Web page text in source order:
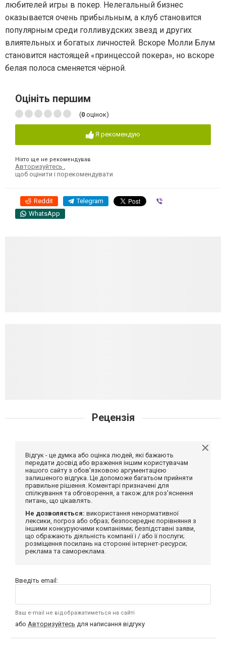
любителей игры в покер. Нелегальный бизнес
оказывается очень прибыльным, а клуб становится
популярным среди голливудских звезд и других
влиятельных и богатых личностей. Вскоре Молли Блум
становится настоящей «принцессой покера», но вскоре
белая полоса сменяется чёрной.
Оцініть першим
(0 оцінок)
Я рекомендую
Ніхто ще не рекомендував
Авторизуйтесь
щоб оцінити і порекомендувати
Reddit Telegram
WhatsApp
Рецензія
Відгук - це думка або оцінка людей, які бажають
передати досвід або враження іншим користувачам
нашого сайту з обов'язковою аргументацією
залишеного відгука. Це допоможе багатьом прийняти
правильне рішення. Коментарі призначені для
спілкування та обговорення, а також для роз'яснення
питань, що цікавлять.
Не дозволяється: використання ненормативної
лексики, погроз або образ; безпосереднє порівняння з
іншими конкуруючими компаніями; безпідставні заяви,
що ображають діяльність компанії і / або її послуги;
розміщення посилань на сторонні інтернет-ресурси;
реклама та самореклама.
Введіть email:
Ваш e-mail не відображатиметься на сайті
або Авторизуйтесь для написання відгуку